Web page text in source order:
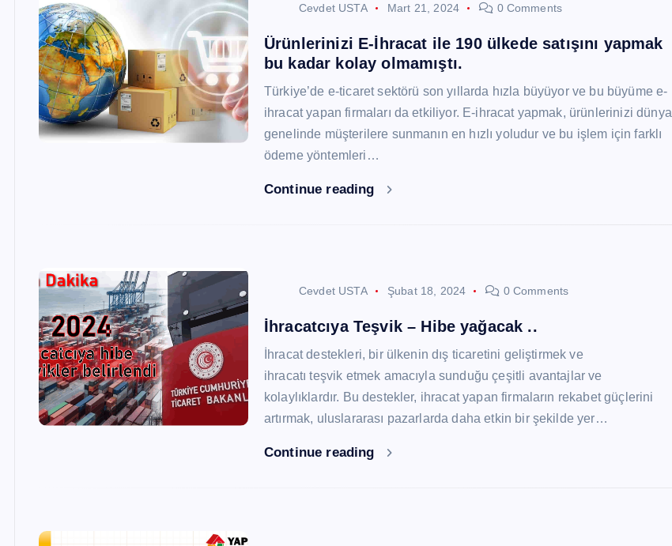
Cevdet USTA Mart 21, 2024 0 Comments
Ürünlerinizi E-İhracat ile 190 ülkede satışını yapmak
bu kadar kolay olmamıştı.
Türkiye’de e-ticaret sektörü son yıllarda hızla büyüyor ve bu büyüme e-
ihracat yapan firmaları da etkiliyor. E-ihracat yapmak, ürünlerinizi dünya
genelinde müşterilere sunmanın en hızlı yoludur ve bu işlem için farklı
ödeme yöntemleri…
Continue reading
Cevdet USTA Şubat 18, 2024 0 Comments
İhracatcıya Teşvik – Hibe yağacak ..
İhracat destekleri, bir ülkenin dış ticaretini geliştirmek ve
ihracatı teşvik etmek amacıyla sunduğu çeşitli avantajlar ve
kolaylıklardır. Bu destekler, ihracat yapan firmaların rekabet güçlerini
artırmak, uluslararası pazarlarda daha etkin bir şekilde yer…
Continue reading